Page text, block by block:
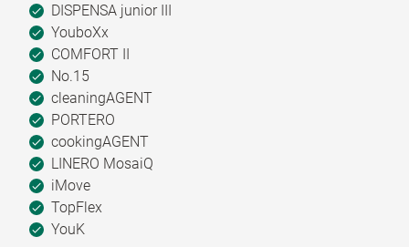
DISPENSA junior III
YouboXx
COMFORT II
No.15
cleaningAGENT
PORTERO
cookingAGENT
LINERO MosaiQ
iMove
TopFlex
YouK